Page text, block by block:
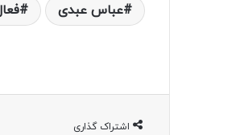
عباس عبدی
اشتراک گذاری